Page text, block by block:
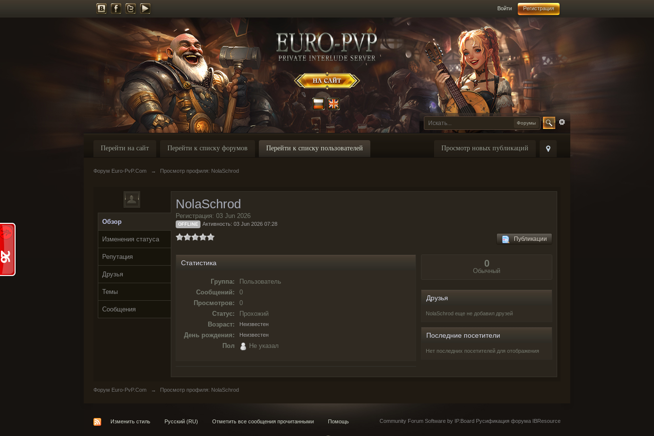
Войти Регистрация
Форумы
Просмотр новых публикаций
Перейти на сайт Перейти к списку форумов Перейти к списку пользователей
Форум Euro-PvP.Com → Просмотр профиля: NolaSchrod
Обзор
Изменения статуса
Репутация
Друзья
Темы
Сообщения
NolaSchrod
Регистрация: 03 Jun 2026
OFFLINE Активность: 03 Jun 2026 07:28
Публикации
Статистика
Группа:
Пользователь
Сообщений:
0
Просмотров:
0
Статус:
Прохожий
Возраст:
Неизвестен
День рождения: Неизвестен
Пол Не указал
0
Обычный
Друзья
NolaSchrod еще не добавил друзей
Последние посетители
Нет последних посетителей для отображения
Форум Euro-PvP.Com → Просмотр профиля: NolaSchrod
Изменить стиль Русский (RU) Отметить все сообщения прочитанными Помощь Community Forum Software by IP.Board Русификация форума IBResource